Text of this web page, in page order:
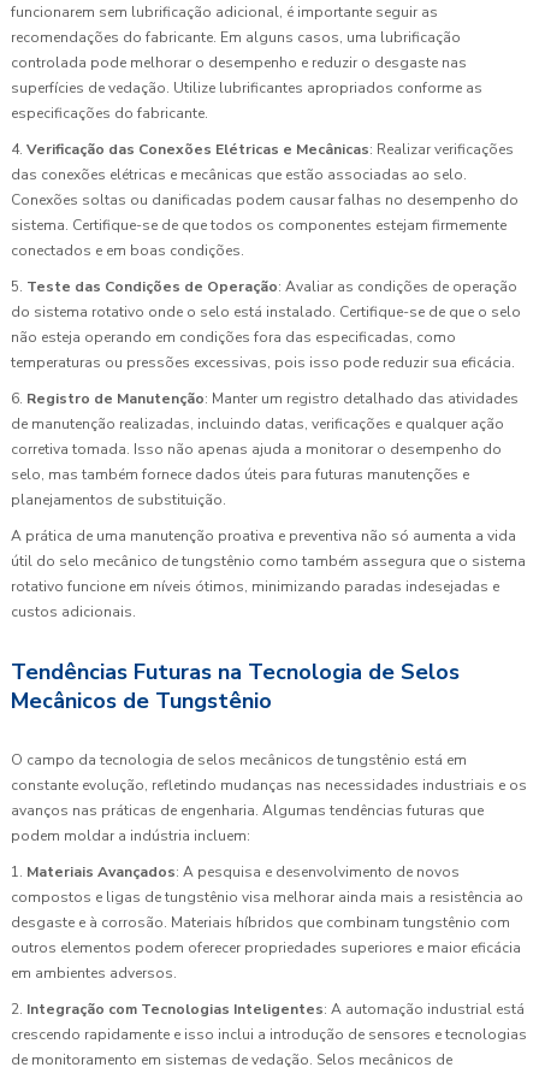
funcionarem sem lubrificação adicional, é importante seguir as
recomendações do fabricante. Em alguns casos, uma lubrificação
controlada pode melhorar o desempenho e reduzir o desgaste nas
superfícies de vedação. Utilize lubrificantes apropriados conforme as
especificações do fabricante.
4. Verificação das Conexões Elétricas e Mecânicas: Realizar verificações
das conexões elétricas e mecânicas que estão associadas ao selo.
Conexões soltas ou danificadas podem causar falhas no desempenho do
sistema. Certifique-se de que todos os componentes estejam firmemente
conectados e em boas condições.
5. Teste das Condições de Operação: Avaliar as condições de operação
do sistema rotativo onde o selo está instalado. Certifique-se de que o selo
não esteja operando em condições fora das especificadas, como
temperaturas ou pressões excessivas, pois isso pode reduzir sua eficácia.
6. Registro de Manutenção: Manter um registro detalhado das atividades
de manutenção realizadas, incluindo datas, verificações e qualquer ação
corretiva tomada. Isso não apenas ajuda a monitorar o desempenho do
selo, mas também fornece dados úteis para futuras manutenções e
planejamentos de substituição.
A prática de uma manutenção proativa e preventiva não só aumenta a vida
útil do selo mecânico de tungstênio como também assegura que o sistema
rotativo funcione em níveis ótimos, minimizando paradas indesejadas e
custos adicionais.
Tendências Futuras na Tecnologia de Selos
Mecânicos de Tungstênio
O campo da tecnologia de selos mecânicos de tungstênio está em
constante evolução, refletindo mudanças nas necessidades industriais e os
avanços nas práticas de engenharia. Algumas tendências futuras que
podem moldar a indústria incluem:
1. Materiais Avançados: A pesquisa e desenvolvimento de novos
compostos e ligas de tungstênio visa melhorar ainda mais a resistência ao
desgaste e à corrosão. Materiais híbridos que combinam tungstênio com
outros elementos podem oferecer propriedades superiores e maior eficácia
em ambientes adversos.
2. Integração com Tecnologias Inteligentes: A automação industrial está
crescendo rapidamente e isso inclui a introdução de sensores e tecnologias
de monitoramento em sistemas de vedação. Selos mecânicos de